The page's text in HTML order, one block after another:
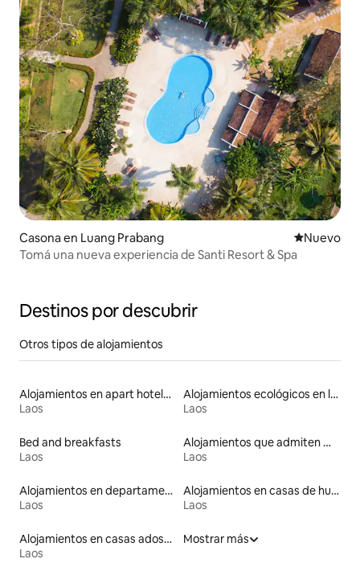
Casona en Luang Prabang Lugar
Nuevo
Tomá una nueva experiencia de Santi Resort & Spa
Destinos por descubrir
Otros tipos de alojamientos
Alojamientos en apart hoteles
Laos
Alojamientos ecológicos en la naturaleza
Laos
Bed and breakfasts
Laos
Alojamientos que admiten mascotas
Laos
Alojamientos en departamentos con servicios incluidos
Laos
Alojamientos en casas de huéspedes
Laos
Alojamientos en casas adosadas
Laos
Mostrar más